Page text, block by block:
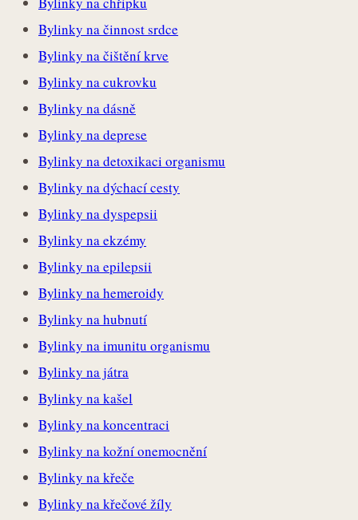
Bylinky na činnost srdce
Bylinky na čištění krve
Bylinky na cukrovku
Bylinky na dásně
Bylinky na deprese
Bylinky na detoxikaci organismu
Bylinky na dýchací cesty
Bylinky na dyspepsii
Bylinky na ekzémy
Bylinky na epilepsii
Bylinky na hemeroidy
Bylinky na hubnutí
Bylinky na imunitu organismu
Bylinky na játra
Bylinky na kašel
Bylinky na koncentraci
Bylinky na kožní onemocnění
Bylinky na křeče
Bylinky na křečové žíly